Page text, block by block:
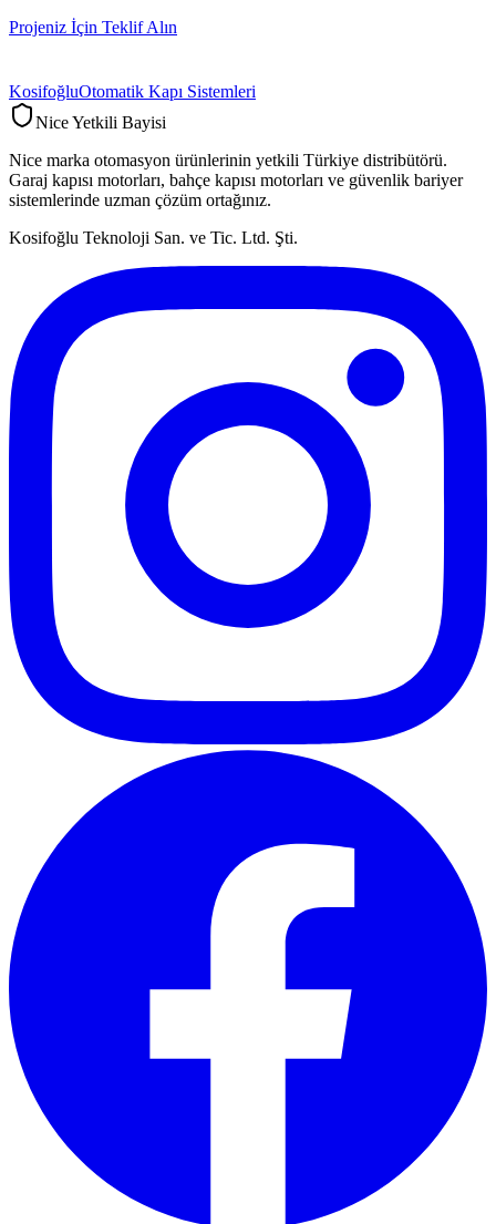
Projeniz İçin Teklif Alın
KosifoğluOtomatik Kapı Sistemleri
Nice Yetkili Bayisi
Nice marka otomasyon ürünlerinin yetkili Türkiye distribütörü.
Garaj kapısı motorları, bahçe kapısı motorları ve güvenlik bariyer
sistemlerinde uzman çözüm ortağınız.
Kosifoğlu Teknoloji San. ve Tic. Ltd. Şti.